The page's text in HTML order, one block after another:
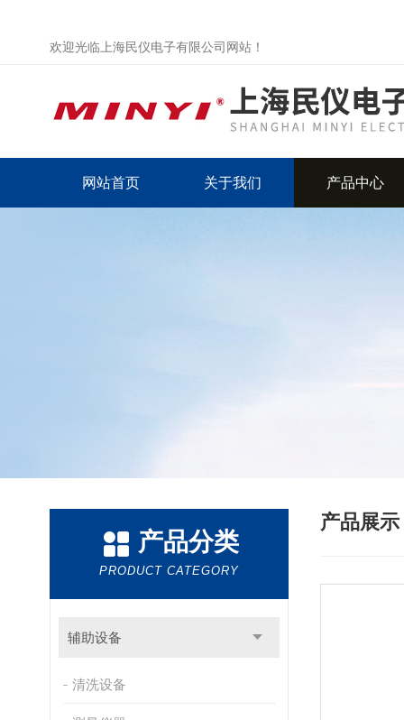
欢迎光临上海民仪电子有限公司网站！
网站首页 关于我们 产品中心
产品分类
PRODUCT CATEGORY
辅助设备
清洗设备
产品展示